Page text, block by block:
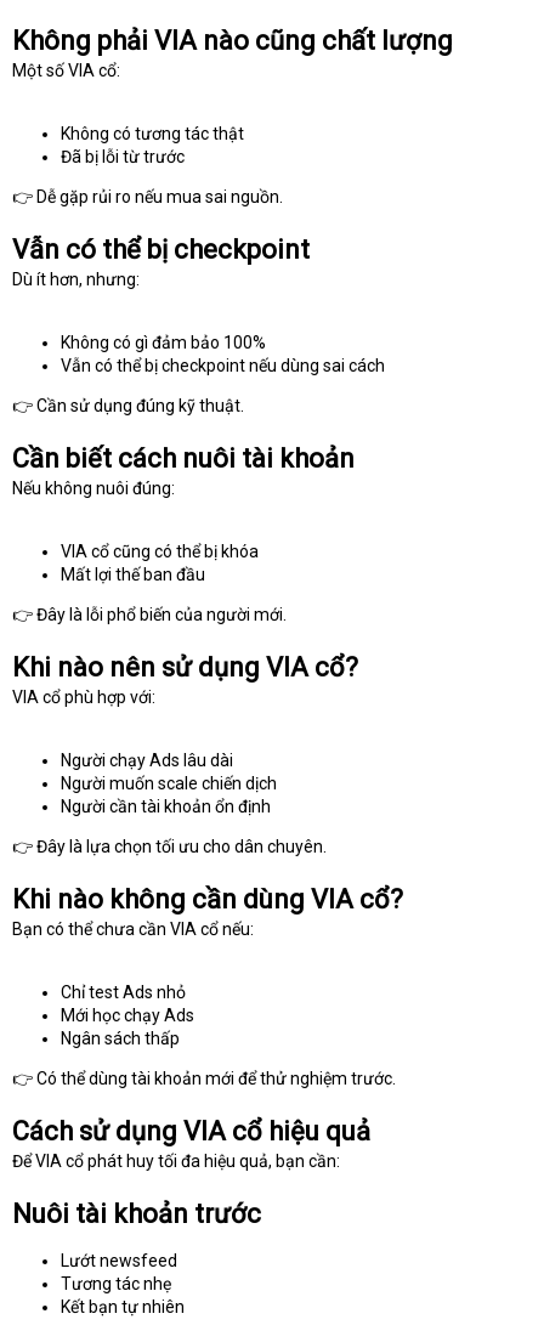
Không phải VIA nào cũng chất lượng
Một số VIA cổ:
Không có tương tác thật
Đã bị lỗi từ trước
👉 Dễ gặp rủi ro nếu mua sai nguồn.
Vẫn có thể bị checkpoint
Dù ít hơn, nhưng:
Không có gì đảm bảo 100%
Vẫn có thể bị checkpoint nếu dùng sai cách
👉 Cần sử dụng đúng kỹ thuật.
Cần biết cách nuôi tài khoản
Nếu không nuôi đúng:
VIA cổ cũng có thể bị khóa
Mất lợi thế ban đầu
👉 Đây là lỗi phổ biến của người mới.
Khi nào nên sử dụng VIA cổ?
VIA cổ phù hợp với:
Người chạy Ads lâu dài
Người muốn scale chiến dịch
Người cần tài khoản ổn định
👉 Đây là lựa chọn tối ưu cho dân chuyên.
Khi nào không cần dùng VIA cổ?
Bạn có thể chưa cần VIA cổ nếu:
Chỉ test Ads nhỏ
Mới học chạy Ads
Ngân sách thấp
👉 Có thể dùng tài khoản mới để thử nghiệm trước.
Cách sử dụng VIA cổ hiệu quả
Để VIA cổ phát huy tối đa hiệu quả, bạn cần:
Nuôi tài khoản trước
Lướt newsfeed
Tương tác nhẹ
Kết bạn tự nhiên